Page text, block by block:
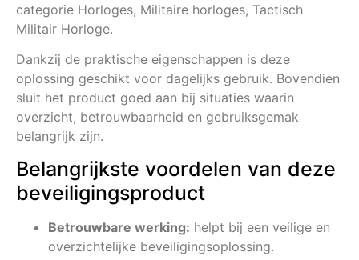
categorie Horloges, Militaire horloges, Tactisch
Militair Horloge.
Dankzij de praktische eigenschappen is deze
oplossing geschikt voor dagelijks gebruik. Bovendien
sluit het product goed aan bij situaties waarin
overzicht, betrouwbaarheid en gebruiksgemak
belangrijk zijn.
Belangrijkste voordelen van deze
beveiligingsproduct
Betrouwbare werking: helpt bij een veilige en
overzichtelijke beveiligingsoplossing.